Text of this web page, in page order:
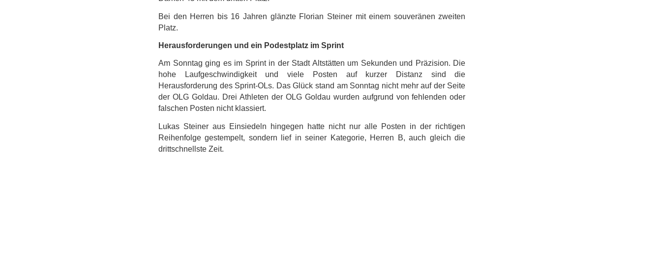
Bei den Herren bis 16 Jahren glänzte Florian Steiner mit einem souveränen zweiten
Platz.
Herausforderungen und ein Podestplatz im Sprint
Am Sonntag ging es im Sprint in der Stadt Altstätten um Sekunden und Präzision. Die
hohe Laufgeschwindigkeit und viele Posten auf kurzer Distanz sind die
Herausforderung des Sprint-OLs. Das Glück stand am Sonntag nicht mehr auf der Seite
der OLG Goldau. Drei Athleten der OLG Goldau wurden aufgrund von fehlenden oder
falschen Posten nicht klassiert.
Lukas Steiner aus Einsiedeln hingegen hatte nicht nur alle Posten in der richtigen
Reihenfolge gestempelt, sondern lief in seiner Kategorie, Herren B, auch gleich die
drittschnellste Zeit.